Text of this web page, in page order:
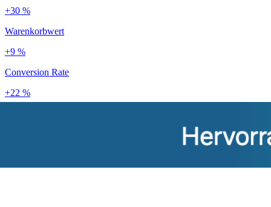
+30 %
Warenkorbwert
+9 %
Conversion Rate
+22 %